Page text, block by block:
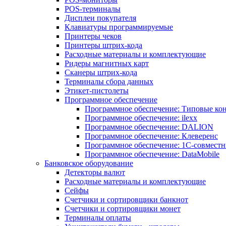
POS-терминалы
Дисплеи покупателя
Клавиатуры программируемые
Принтеры чеков
Принтеры штрих-кода
Расходные материалы и комплектующие
Ридеры магнитных карт
Сканеры штрих-кода
Терминалы сбора данных
Этикет-пистолеты
Программное обеспечение
Программное обеспечение: Типовые
Программное обеспечение: ilexx
Программное обеспечение: DALION
Программное обеспечение: Клеверенс
Программное обеспечение: 1С-
Программное обеспечение: DataMobile
Банковское оборудование
Детекторы валют
Расходные материалы и комплектующие
Сейфы
Счетчики и сортировщики банкнот
Счетчики и сортировщики монет
Терминалы оплаты